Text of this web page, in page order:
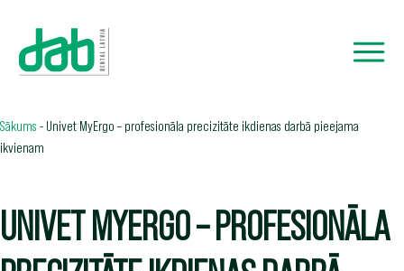
Sākums - Univet MyErgo – profesionāla precizitāte ikdienas darbā pieejama
ikvienam
UNIVET MYERGO – PROFESIONĀLA